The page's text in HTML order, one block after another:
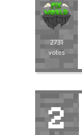
2731
votes
2